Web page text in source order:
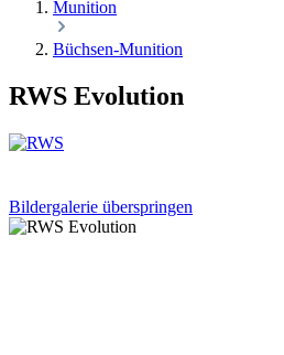
Munition
Büchsen-Munition
RWS Evolution
Bildergalerie überspringen